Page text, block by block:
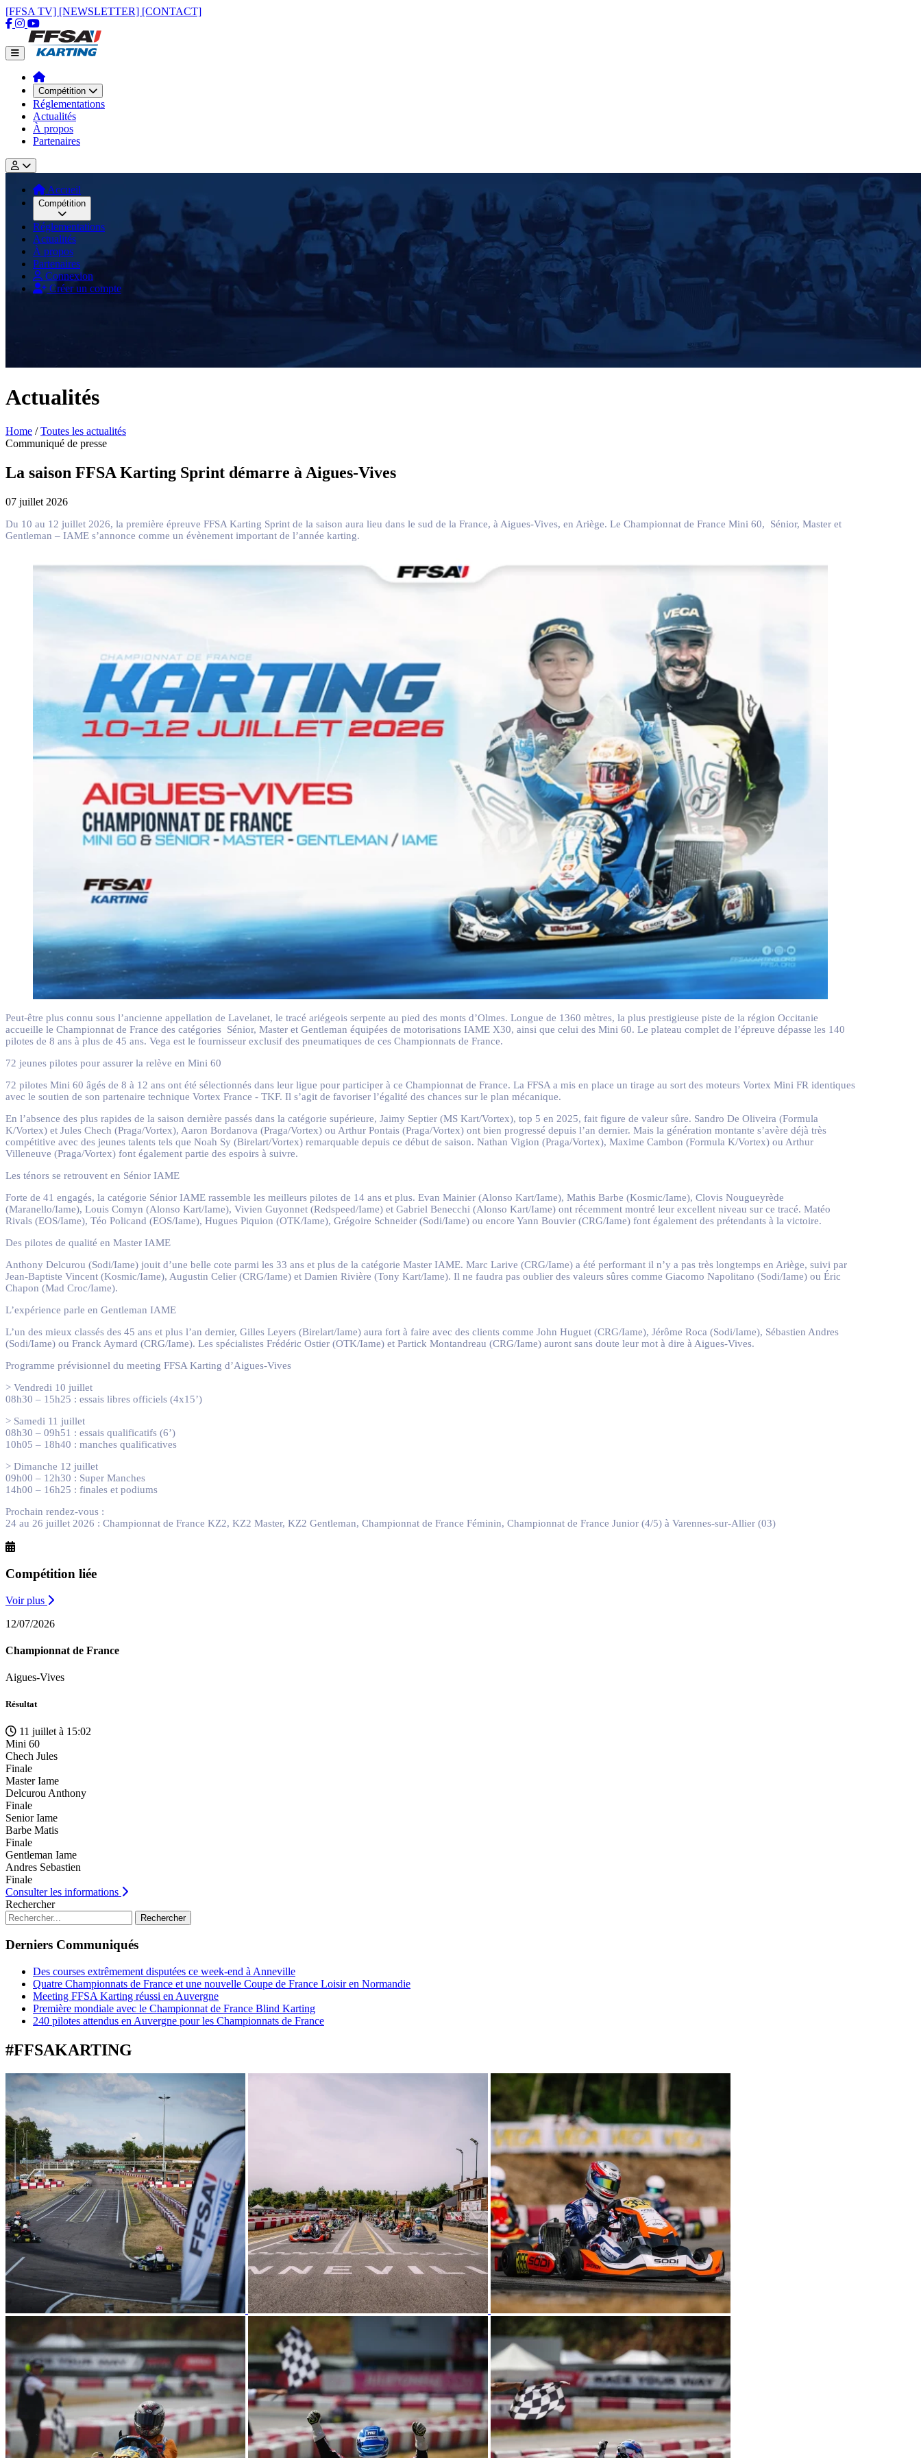
[FFSA TV] [NEWSLETTER] [CONTACT]
Compétition
Réglementations
Actualités
À propos
Partenaires
Accueil
Compétition
Réglementations
Actualités
À propos
Partenaires
Connexion
Créer un compte
Actualités
Home / Toutes les actualités
Communiqué de presse
La saison FFSA Karting Sprint démarre à Aigues-Vives
07 juillet 2026
Du 10 au 12 juillet 2026, la première épreuve FFSA Karting Sprint de la saison aura lieu dans le sud de la France, à Aigues-Vives, en Ariège. Le Championnat de France Mini 60, Sénior, Master et
Gentleman – IAME s’annonce comme un évènement important de l’année karting.
Peut-être plus connu sous l’ancienne appellation de Lavelanet, le tracé ariégeois serpente au pied des monts d’Olmes. Longue de 1360 mètres, la plus prestigieuse piste de la région Occitanie
accueille le Championnat de France des catégories Sénior, Master et Gentleman équipées de motorisations IAME X30, ainsi que celui des Mini 60. Le plateau complet de l’épreuve dépasse les 140
pilotes de 8 ans à plus de 45 ans. Vega est le fournisseur exclusif des pneumatiques de ces Championnats de France.
72 jeunes pilotes pour assurer la relève en Mini 60
72 pilotes Mini 60 âgés de 8 à 12 ans ont été sélectionnés dans leur ligue pour participer à ce Championnat de France. La FFSA a mis en place un tirage au sort des moteurs Vortex Mini FR identiques
avec le soutien de son partenaire technique Vortex France - TKF. Il s’agit de favoriser l’égalité des chances sur le plan mécanique.
En l’absence des plus rapides de la saison dernière passés dans la catégorie supérieure, Jaimy Septier (MS Kart/Vortex), top 5 en 2025, fait figure de valeur sûre. Sandro De Oliveira (Formula
K/Vortex) et Jules Chech (Praga/Vortex), Aaron Bordanova (Praga/Vortex) ou Arthur Pontais (Praga/Vortex) ont bien progressé depuis l’an dernier. Mais la génération montante s’avère déjà très
compétitive avec des jeunes talents tels que Noah Sy (Birelart/Vortex) remarquable depuis ce début de saison. Nathan Vigion (Praga/Vortex), Maxime Cambon (Formula K/Vortex) ou Arthur
Villeneuve (Praga/Vortex) font également partie des espoirs à suivre.
Les ténors se retrouvent en Sénior IAME
Forte de 41 engagés, la catégorie Sénior IAME rassemble les meilleurs pilotes de 14 ans et plus. Evan Mainier (Alonso Kart/Iame), Mathis Barbe (Kosmic/Iame), Clovis Nougueyrède
(Maranello/Iame), Louis Comyn (Alonso Kart/Iame), Vivien Guyonnet (Redspeed/Iame) et Gabriel Benecchi (Alonso Kart/Iame) ont récemment montré leur excellent niveau sur ce tracé. Matéo
Rivals (EOS/Iame), Téo Policand (EOS/Iame), Hugues Piquion (OTK/Iame), Grégoire Schneider (Sodi/Iame) ou encore Yann Bouvier (CRG/Iame) font également des prétendants à la victoire.
Des pilotes de qualité en Master IAME
Anthony Delcurou (Sodi/Iame) jouit d’une belle cote parmi les 33 ans et plus de la catégorie Master IAME. Marc Larive (CRG/Iame) a été performant il n’y a pas très longtemps en Ariège, suivi par
Jean-Baptiste Vincent (Kosmic/Iame), Augustin Celier (CRG/Iame) et Damien Rivière (Tony Kart/Iame). Il ne faudra pas oublier des valeurs sûres comme Giacomo Napolitano (Sodi/Iame) ou Éric
Chapon (Mad Croc/Iame).
L’expérience parle en Gentleman IAME
L’un des mieux classés des 45 ans et plus l’an dernier, Gilles Leyers (Birelart/Iame) aura fort à faire avec des clients comme John Huguet (CRG/Iame), Jérôme Roca (Sodi/Iame), Sébastien Andres
(Sodi/Iame) ou Franck Aymard (CRG/Iame). Les spécialistes Frédéric Ostier (OTK/Iame) et Partick Montandreau (CRG/Iame) auront sans doute leur mot à dire à Aigues-Vives.
Programme prévisionnel du meeting FFSA Karting d’Aigues-Vives
> Vendredi 10 juillet
08h30 – 15h25 : essais libres officiels (4x15’)
> Samedi 11 juillet
08h30 – 09h51 : essais qualificatifs (6’)
10h05 – 18h40 : manches qualificatives
> Dimanche 12 juillet
09h00 – 12h30 : Super Manches
14h00 – 16h25 : finales et podiums
Prochain rendez-vous :
24 au 26 juillet 2026 : Championnat de France KZ2, KZ2 Master, KZ2 Gentleman, Championnat de France Féminin, Championnat de France Junior (4/5) à Varennes-sur-Allier (03)
Compétition liée
Voir plus
12/07/2026
Championnat de France
Aigues-Vives
Résultat
11 juillet à 15:02
Mini 60
Chech Jules
Finale
Master Iame
Delcurou Anthony
Finale
Senior Iame
Barbe Matis
Finale
Gentleman Iame
Andres Sebastien
Finale
Consulter les informations
Rechercher
Rechercher
Derniers Communiqués
Des courses extrêmement disputées ce week-end à Anneville
Quatre Championnats de France et une nouvelle Coupe de France Loisir en Normandie
Meeting FFSA Karting réussi en Auvergne
Première mondiale avec le Championnat de France Blind Karting
240 pilotes attendus en Auvergne pour les Championnats de France
#FFSAKARTING